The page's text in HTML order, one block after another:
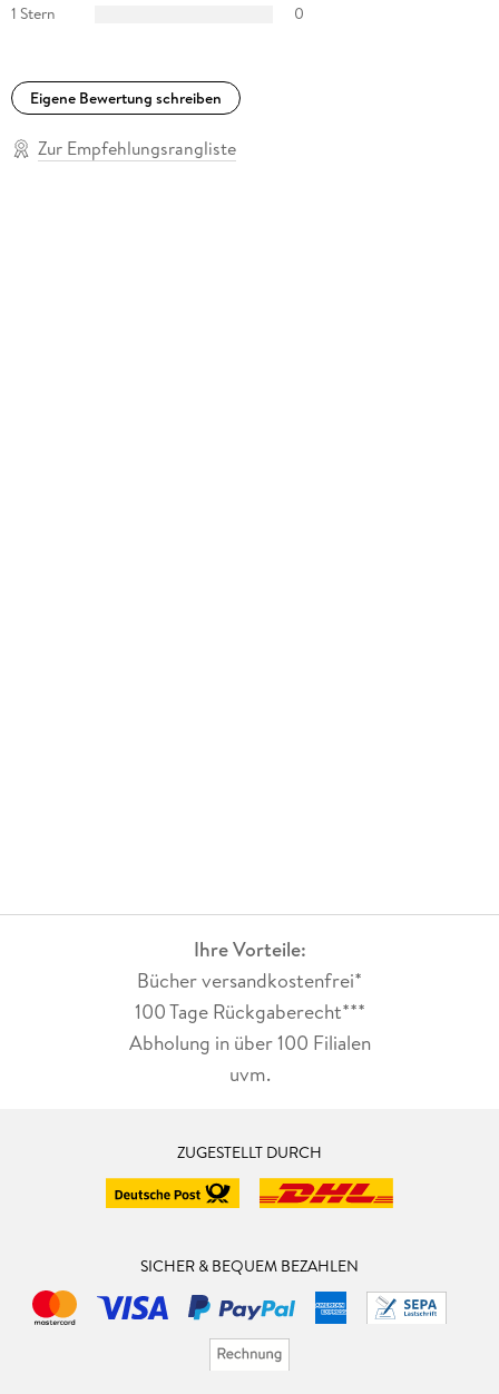
1 Stern
0
Eigene Bewertung schreiben
Zur Empfehlungsrangliste
Ihre Vorteile:
Bücher versandkostenfrei*
100 Tage Rückgaberecht***
Abholung in über 100 Filialen
uvm.
ZUGESTELLT DURCH
SICHER & BEQUEM BEZAHLEN